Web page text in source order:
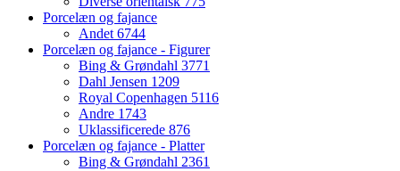
Porcelæn og fajance
Andet 6744
Porcelæn og fajance - Figurer
Bing & Grøndahl 3771
Dahl Jensen 1209
Royal Copenhagen 5116
Andre 1743
Uklassificerede 876
Porcelæn og fajance - Platter
Bing & Grøndahl 2361